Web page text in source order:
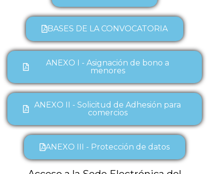
BASES DE LA CONVOCATORIA
ANEXO I - Asignación de bono a
menores
ANEXO II - Solicitud de Adhesión para
comercios
ANEXO III - Protección de datos